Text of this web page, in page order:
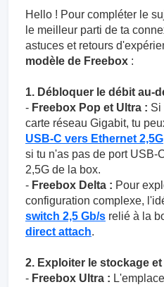
Hello ! Pour compléter le
le meilleur parti de ta
astuces et retours
modèle de Freebox :
1. Débloquer le débit au-
- Freebox Pop et Ultra : Si
carte réseau Gigabit, tu
USB-C vers Ethernet 2,5G
si tu n'as pas de port USB-
2,5G de la box.
- Freebox Delta : Pour
configuration complexe,
switch 2,5 Gb/s relié à la
direct attach.
2. Exploiter le stockage
- Freebox Ultra :